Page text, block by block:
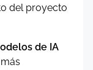
del proyecto
de IA